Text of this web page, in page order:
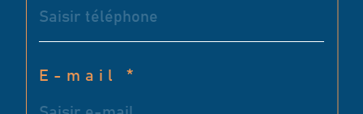
E-mail *